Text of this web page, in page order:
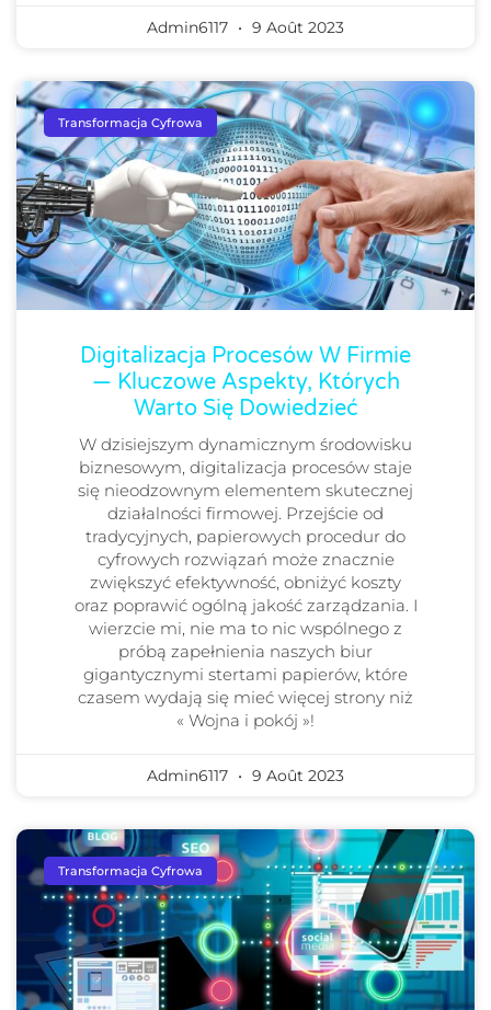
Admin6117 9 Août 2023
Transformacja Cyfrowa
Digitalizacja Procesów W Firmie
— Kluczowe Aspekty, Których
Warto Się Dowiedzieć
W dzisiejszym dynamicznym środowisku
biznesowym, digitalizacja procesów staje
się nieodzownym elementem skutecznej
działalności firmowej. Przejście od
tradycyjnych, papierowych procedur do
cyfrowych rozwiązań może znacznie
zwiększyć efektywność, obniżyć koszty
oraz poprawić ogólną jakość zarządzania. I
wierzcie mi, nie ma to nic wspólnego z
próbą zapełnienia naszych biur
gigantycznymi stertami papierów, które
czasem wydają się mieć więcej strony niż
« Wojna i pokój »!
Admin6117 9 Août 2023
Transformacja Cyfrowa